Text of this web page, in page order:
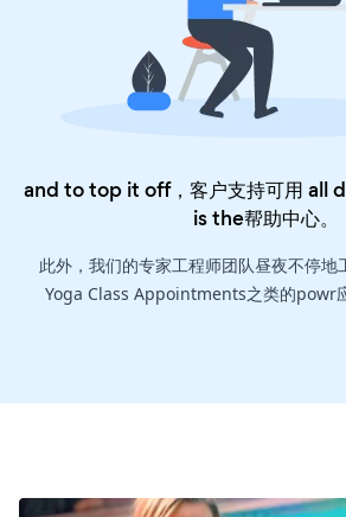
and to top it off，客户支持可用 all
is the帮助中心。
此外，我们的专家工程师团队昼夜不停
Yoga Class Appointments之类的powr